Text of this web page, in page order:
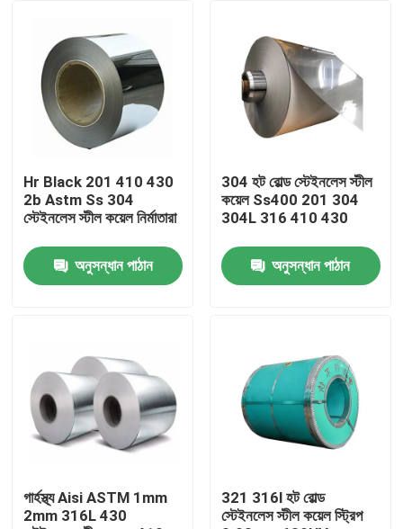
পণ্য
আমাদের সম্পর্কে
কারখানা ভ্রমণ
উদ্ধৃতির জন্য আবেদন
স্টেইনলেস স্টীল প্লেট শীট
Hr Black 201 410 430
2b Astm Ss 304
স্টেইনলেস স্টীল কয়েল নির্মাতারা
অনুসন্ধান পাঠান
304 হট রোল্ড স্টেইনলেস স্টীল
কয়েল Ss400 201 304
304L 316 410 430
অনুসন্ধান পাঠান
গার্হস্থ্য Aisi ASTM 1mm
2mm 316L 430
321 316l হট রোল্ড
স্টেইনলেস স্টীল কয়েল স্ট্রিপ